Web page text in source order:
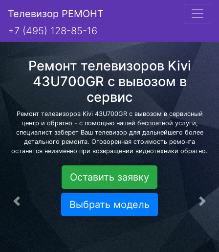
Телевизор РЕМОНТ
+7 (495) 128-85-16
Ремонт телевизоров Kivi
43U700GR с вывозом в
сервис
Ремонт телевизоров Kivi 43U700GR с вывозом в сервисный
центр и обратно - с помощью нашей бесплатной услуги,
специалист заберет Ваш телевизор для дальнейшего более
детального ремонта. Оговоренная стоимость ремонта
останется неизменно при возвращении видеотехники обратно.
Оставить заявку
Выбрать модель
Предыдущая